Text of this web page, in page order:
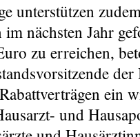
unterstützen
nächsten Jahr
zu erreichen,
ein
und